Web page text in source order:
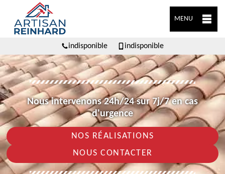
MENU
indisponible indisponible
Nous intervenons 24h/24 sur 7j/7 en cas
d'urgence
NOS RÉALISATIONS
NOUS CONTACTER